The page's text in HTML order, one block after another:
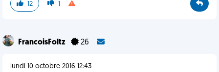
12 1
FrancoisFoltz 26
lundi 10 octobre 2016 12:43